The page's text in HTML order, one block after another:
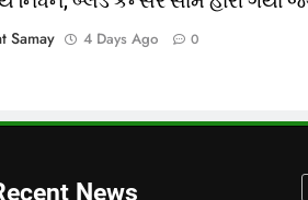
Samay
4 Days Ago 0
News
8
શું તમારું મધ કે ઘી
બેઠક પરથી પવન